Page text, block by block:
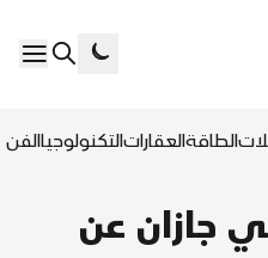
الطاقةالعقاراتالتكنولوجياالفن
جازان عن